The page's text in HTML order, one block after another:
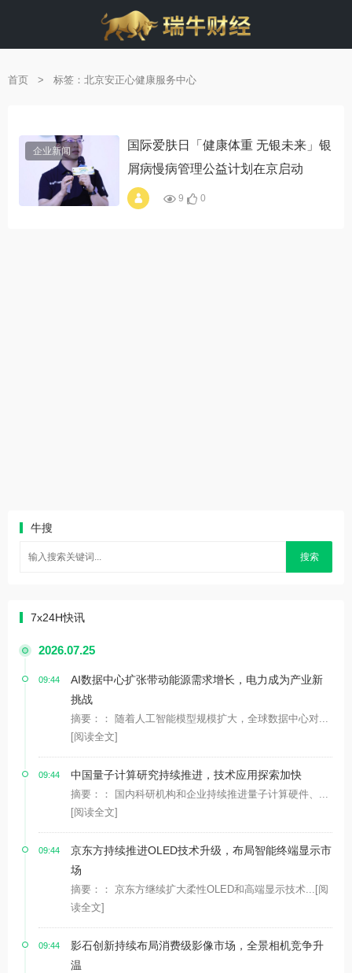
首页 > 标签：北京安正心健康服务中心
企业新闻
国际爱肤日「健康体重 无银未来」银
屑病慢病管理公益计划在京启动
9 0
牛搜
搜索
7x24H快讯
2026.07.25
09:44
AI数据中心扩张带动能源需求增长，电力成为产业新
挑战
摘要：： 随着人工智能模型规模扩大，全球数据中心对...
[阅读全文]
09:44 中国量子计算研究持续推进，技术应用探索加快
摘要：： 国内科研机构和企业持续推进量子计算硬件、...
[阅读全文]
09:44
京东方持续推进OLED技术升级，布局智能终端显示市
场
摘要：： 京东方继续扩大柔性OLED和高端显示技术... [阅
读全文]
09:44
影石创新持续布局消费级影像市场，全景相机竞争升
温